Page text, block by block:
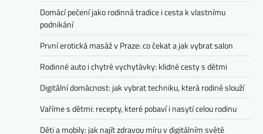
Domácí pečení jako rodinná tradice i cesta k vlastnímu
podnikání
První erotická masáž v Praze: co čekat a jak vybrat salon
Rodinné auto i chytré vychytávky: klidné cesty s dětmi
Digitální domácnost: jak vybrat techniku, která rodině slouží
Vaříme s dětmi: recepty, které pobaví i nasytí celou rodinu
Děti a mobily: jak najít zdravou míru v digitálním světě